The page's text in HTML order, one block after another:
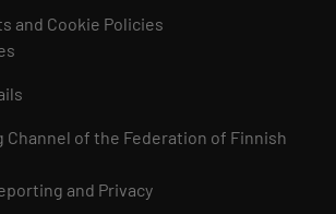
and Cookie Policies
Channel of the Federation of Finnish
and Privacy